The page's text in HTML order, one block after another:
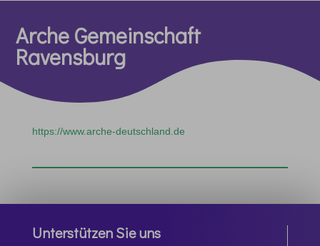
Arche Gemeinschaft
Ravensburg
https://www.arche-deutschland.de
Unterstützen Sie uns